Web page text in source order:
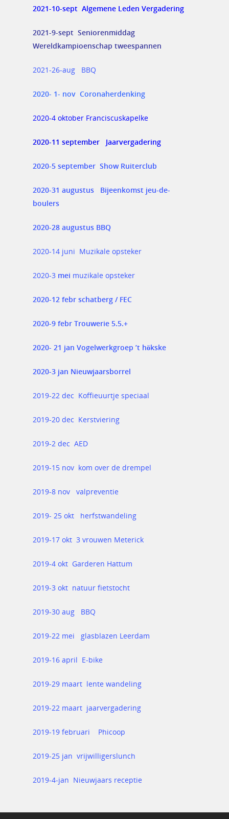
2021-10-sept Algemene Leden Vergadering
2021-9-sept Seniorenmiddag
Wereldkampioenschap tweespannen
2021-26-aug BBQ
2020- 1- nov Coronaherdenking
2020-4 oktober Franciscuskapelke
2020-11 september Jaarvergadering
2020-5 september Show Ruiterclub
2020-31 augustus Bijeenkomst jeu-de-
boulers
2020-28 augustus BBQ
2020-14 juni Muzikale opsteker
2020-3 mei muzikale opsteker
2020-12 febr schatberg / FEC
2020-9 febr Trouwerie 5.5.+
2020- 21 jan Vogelwerkgroep ’t hökske
2020-3 jan Nieuwjaarsborrel
2019-22 dec Koffieuurtje speciaal
2019-20 dec Kerstviering
2019-2 dec AED
2019-15 nov kom over de drempel
2019-8 nov valpreventie
2019- 25 okt herfstwandeling
2019-17 okt 3 vrouwen Meterick
2019-4 okt Garderen Hattum
2019-3 okt natuur fietstocht
2019-30 aug BBQ
2019-22 mei glasblazen Leerdam
2019-16 april E-bike
2019-29 maart lente wandeling
2019-22 maart jaarvergadering
2019-19 februari Phicoop
2019-25 jan vrijwilligerslunch
2019-4-jan Nieuwjaars receptie